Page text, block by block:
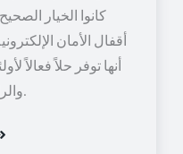
كانوا الخيار
أقفال الأمان
أنها توفر حلاً فعالاً
والراحة والوصول القابل للتخصيص.